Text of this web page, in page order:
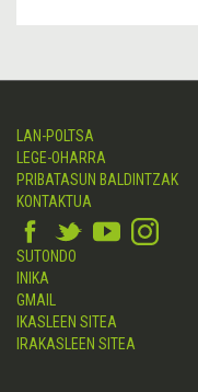
LAN-POLTSA
LEGE-OHARRA
PRIBATASUN BALDINTZAK
KONTAKTUA
SUTONDO
INIKA
GMAIL
IKASLEEN SITEA
IRAKASLEEN SITEA